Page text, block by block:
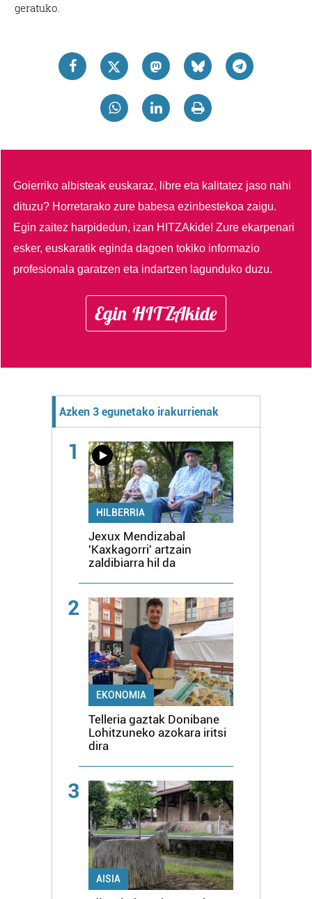
geratuko.
Goierriko albisteak euskaraz, libre eta kalitatez jaso nahi
dituzu? Horretarako zure babesa ezinbestekoa zaigu.
Egin zaitez harpidedun, izan HITZAkide!Zure ekarpenari
esker, euskaratik eginda dagoen tokiko informazio
profesionala garatzen eta indartzen lagunduko duzu.
Egin HITZAkide
Azken 3 egunetako irakurrienak
1
HILBERRIA
Jexux Mendizabal
'Kaxkagorri' artzain
zaldibiarra hil da
2
EKONOMIA
Telleria gaztak Donibane
Lohitzuneko azokara iritsi
dira
3
AISIA